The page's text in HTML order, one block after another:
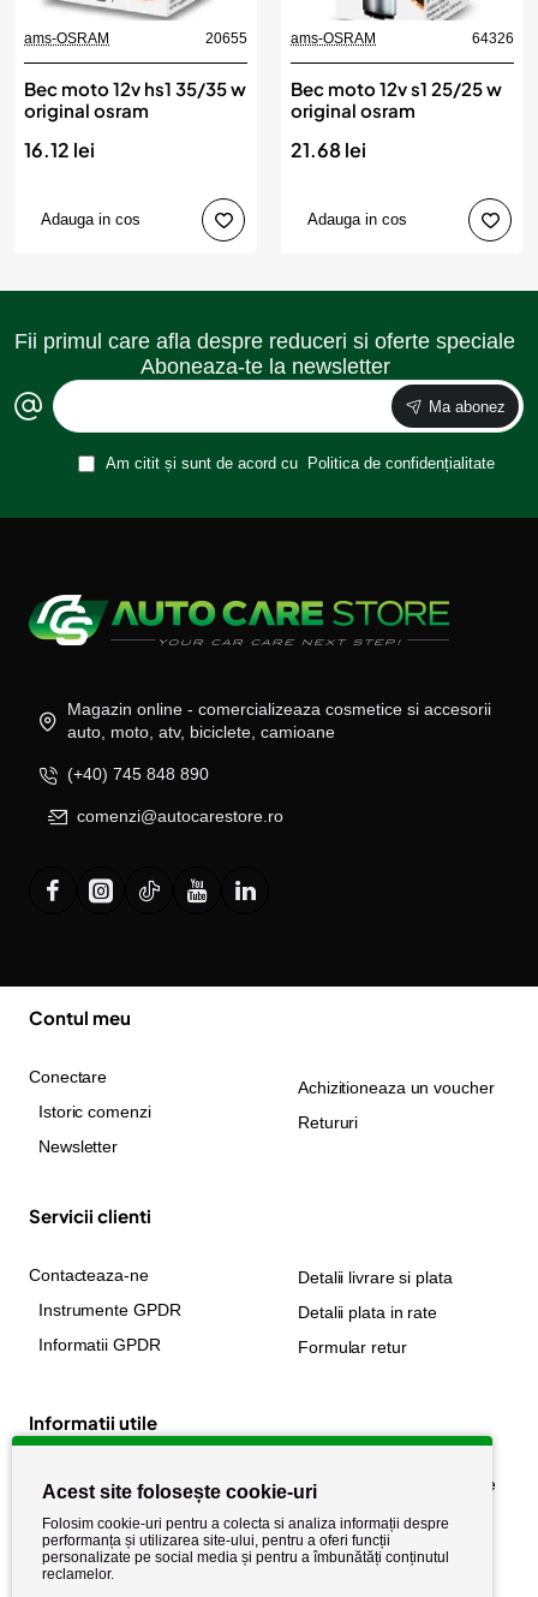
ams-OSRAM 20655
Bec moto 12v hs1 35/35 w
original osram
16.12 lei
Adauga in cos
ams-OSRAM 64326
Bec moto 12v s1 25/25 w
original osram
21.68 lei
Adauga in cos
Fii primul care afla despre reduceri si oferte speciale
Aboneaza-te la newsletter
Ma abonez
Am citit și sunt de acord cu Politica de confidențialitate
Magazin online - comercializeaza cosmetice si accesorii
auto, moto, atv, biciclete, camioane
(+40) 745 848 890
comenzi@autocarestore.ro
Contul meu
Conectare
Istoric comenzi
Newsletter
Achizitioneaza un voucher
Retururi
Servicii clienti
Contacteaza-ne
Instrumente GPDR
Informatii GPDR
Detalii livrare si plata
Detalii plata in rate
Formular retur
Informatii utile
Despre noi
Stiri si noutati
Politica de cookie
Politica de confidențialitate
Politica de retur
Termeni si conditii
Acest site folosește cookie-uri
Folosim cookie-uri pentru a colecta si analiza informații despre
performanța și utilizarea site-ului, pentru a oferi funcții
personalizate pe social media și pentru a îmbunătăți conținutul
reclamelor.